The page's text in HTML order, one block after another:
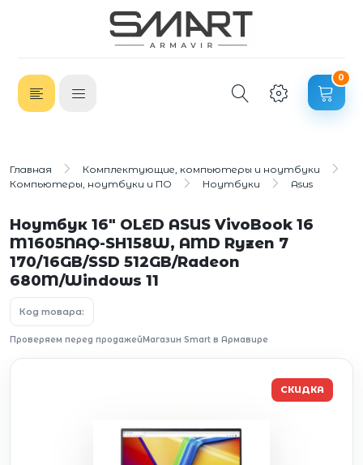
0
Главная
Комплектующие, компьютеры и ноутбуки
Компьютеры, ноутбуки и ПО
Ноутбуки Asus
Ноутбук 16" OLED ASUS VivoBook 16
M1605NAQ-SH158W, AMD Ryzen 7
170/16GB/SSD 512GB/Radeon
680M/Windows 11
Код товара:
Проверяем перед продажейМагазин Smart в Армавире
СКИДКА